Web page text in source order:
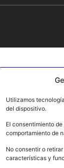
Utilizamos
del dispositivo.
El consentimiento
comportamiento de
No consentir o
características y